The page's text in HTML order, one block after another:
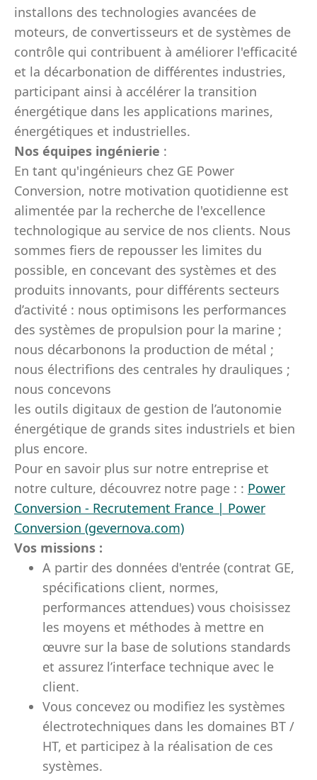
installons des technologies avancées de
moteurs, de convertisseurs et de systèmes de
contrôle qui contribuent à améliorer l'efficacité
et la décarbonation de différentes industries,
participant ainsi à accélérer la transition
énergétique dans les applications marines,
énergétiques et industrielles.
Nos équipes ingénierie :
En tant qu'ingénieurs chez GE Power
Conversion, notre motivation quotidienne est
alimentée par la recherche de l'excellence
technologique au service de nos clients. Nous
sommes fiers de repousser les limites du
possible, en concevant des systèmes et des
produits innovants, pour différents secteurs
d’activité : nous optimisons les performances
des systèmes de propulsion pour la marine ;
nous décarbonons la production de métal ;
nous électrifions des centrales hy drauliques ;
nous concevons
les outils digitaux de gestion de l’autonomie
énergétique de grands sites industriels et bien
plus encore.
Pour en savoir plus sur notre entreprise et
notre culture, découvrez notre page : : Power
Conversion - Recrutement France | Power
Conversion (gevernova.com)
Vos missions :
A partir des données d'entrée (contrat GE,
spécifications client, normes,
performances attendues) vous choisissez
les moyens et méthodes à mettre en
œuvre sur la base de solutions standards
et assurez l’interface technique avec le
client.
Vous concevez ou modifiez les systèmes
électrotechniques dans les domaines BT /
HT, et participez à la réalisation de ces
systèmes.